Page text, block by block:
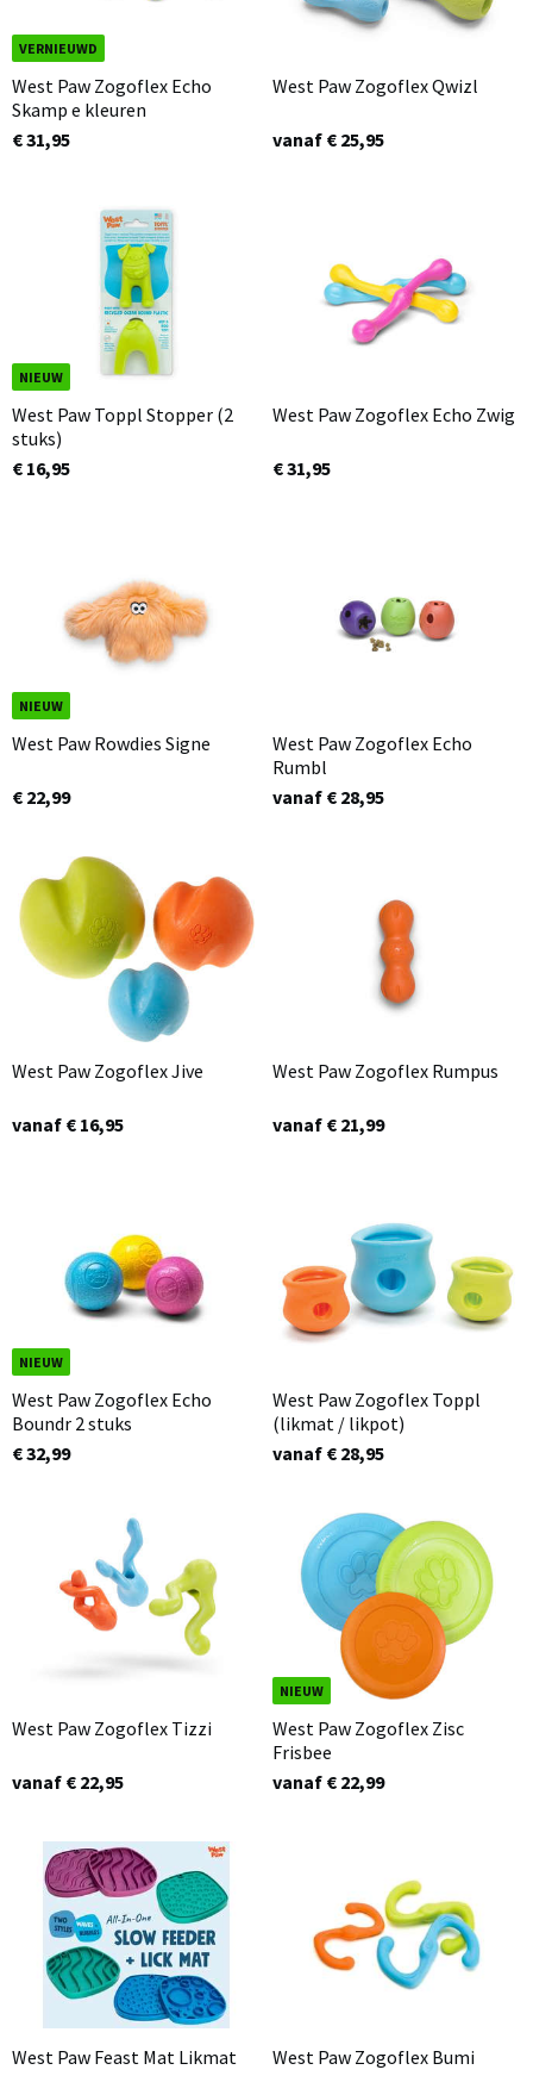
VERNIEUWD
West Paw Zogoflex Echo
Skamp e kleuren
€ 31,95
West Paw Zogoflex Qwizl
vanaf € 25,95
NIEUW
West Paw Toppl Stopper (2
stuks)
€ 16,95
West Paw Zogoflex Echo Zwig
€ 31,95
NIEUW
West Paw Rowdies Signe
€ 22,99
West Paw Zogoflex Echo
Rumbl
vanaf € 28,95
West Paw Zogoflex Jive
vanaf € 16,95
West Paw Zogoflex Rumpus
vanaf € 21,99
NIEUW
West Paw Zogoflex Echo
Boundr 2 stuks
€ 32,99
West Paw Zogoflex Toppl
(likmat / likpot)
vanaf € 28,95
West Paw Zogoflex Tizzi
vanaf € 22,95
NIEUW
West Paw Zogoflex Zisc
Frisbee
vanaf € 22,99
West Paw Feast Mat Likmat West Paw Zogoflex Bumi